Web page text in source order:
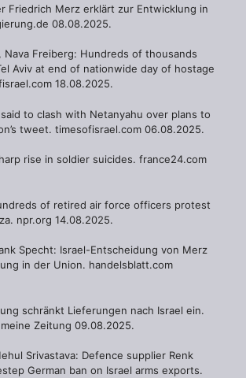
Friedrich Merz erklärt zur Entwicklung in
08.08.2025.
Nava Freiberg: Hundreds of thousands
Aviv at end of nationwide day of hostage
18.08.2025.
to clash with Netanyahu over plans to
tweet. timesofisrael.com 06.08.2025.
rise in soldier suicides. france24.com
of retired air force officers protest
npr.org 14.08.2025.
Specht: Israel-Entscheidung von Merz
in der Union. handelsblatt.com
schränkt Lieferungen nach Israel ein.
Zeitung 09.08.2025.
Srivastava: Defence supplier Renk
German ban on Israel arms exports.